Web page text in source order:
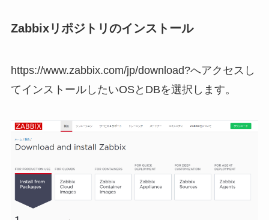
Zabbixリポジトリのインストール
https://www.zabbix.com/jp/download?へアクセスし
てインストールしたいOSとDBを選択します。